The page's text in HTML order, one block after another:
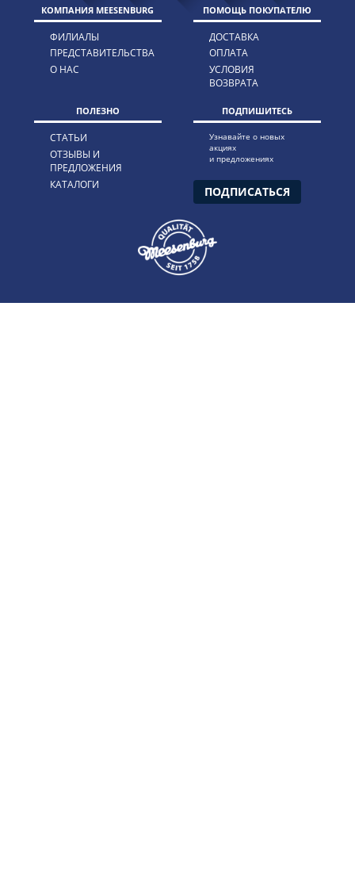
КОМПАНИЯ MEESENBURG
ФИЛИАЛЫ
ПРЕДСТАВИТЕЛЬСТВА
О НАС
ПОМОЩЬ ПОКУПАТЕЛЮ
ДОСТАВКА
ОПЛАТА
УСЛОВИЯ
ВОЗВРАТА
ПОЛЕЗНО
СТАТЬИ
ОТЗЫВЫ И
ПРЕДЛОЖЕНИЯ
КАТАЛОГИ
ПОДПИШИТЕСЬ
Узнавайте о новых
акциях
и предложениях
ПОДПИСАТЬСЯ